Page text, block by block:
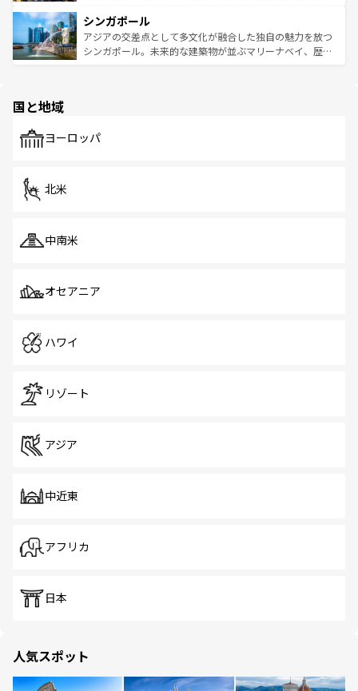
参照してほしい。
激する。気候は一年中温暖で、どの季節にも異なる楽しみ
が待っている。親しみやすいタイの人々、仏教を中心とし
た文化、そして多様な観光資源が、訪れる旅人を魅了し続
み、どこを訪れても感動するはず。観光スポットが密集し
ており、効率よく見どころを回れるのも魅力。息をのむよ
うな絶景から文化的な体験まで、香港を存分に楽しみ尽く
シンガポール
アジアの交差点として多文化が融合した独自の魅力を放つ
シンガポール。未来的な建築物が並ぶマリーナベイ、歴史
で、ホーカーズは地元の風情を楽しめる外せないスポット
国と地域
ヨーロッパ
北米
中南米
オセアニア
ハワイ
リゾート
アジア
中近東
アフリカ
日本
人気スポット